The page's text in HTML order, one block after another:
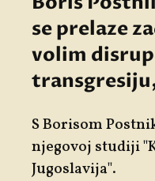
se prelaze
volim
S Borisom
njegovoj studiji
Jugoslavija".